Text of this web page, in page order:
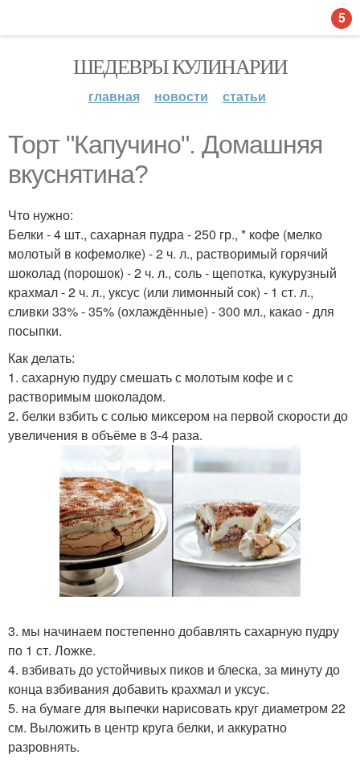
ШЕДЕВРЫ КУЛИНАРИИ
главная новости статьи
Торт "Капучино". Домашняя
вкуснятина?
Что нужно:
Белки - 4 шт., сахарная пудра - 250 гр., * кофе (мелко
молотый в кофемолке) - 2 ч. л., растворимый горячий
шоколад (порошок) - 2 ч. л., соль - щепотка, кукурузный
крахмал - 2 ч. л., уксус (или лимонный сок) - 1 ст. л.,
сливки 33% - 35% (охлаждённые) - 300 мл., какао - для
посыпки.
Как делать:
1. сахарную пудру смешать с молотым кофе и с
растворимым шоколадом.
2. белки взбить с солью миксером на первой скорости до
увеличения в объёме в 3-4 раза.
3. мы начинаем постепенно добавлять сахарную пудру
по 1 ст. Ложке.
4. взбивать до устойчивых пиков и блеска, за минуту до
конца взбивания добавить крахмал и уксус.
5. на бумаге для выпечки нарисовать круг диаметром 22
см. Выложить в центр круга белки, и аккуратно
разровнять.
5